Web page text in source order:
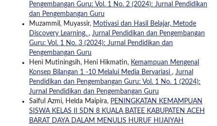
Pengembangan Guru: Vol. 1 No. 2 (2024): Jurnal Pendidikan
dan Pengembangan Guru
Muzammil, Muyassir, Motivasi dan Hasil Belajar, Metode
Discovery Learning. , Jurnal Pendidikan dan Pengembangan
Guru: Vol. 1 No. 3 (2024): Jurnal Pendidikan dan
Pengembangan Guru
Heni Mutiningsih, Heni Hikmatin, Kemampuan Mengenal
Konsep Bilangan 1 -10 Melalui Media Bervariasi , Jurnal
Pendidikan dan Pengembangan Guru: Vol. 1 No. 1 (2024):
Jurnal Pendidikan dan Pengembangan Guru
Saiful Azmi, Helda Maipira, PENINGKATAN KEMAMPUAN
SISWA KELAS II SDN 8 KUALA BATEE KABUPATEN ACEH
BARAT DAYA DALAM MENULIS HURUF HIJAIYAH